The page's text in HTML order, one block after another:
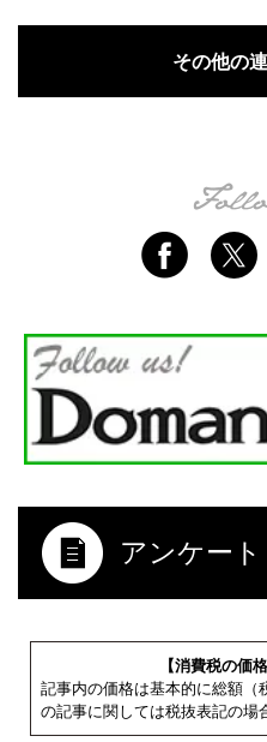
その他の
アンケート
【消費税の価
記事内の価格は基本的に総額（
の記事に関しては税抜表記の場